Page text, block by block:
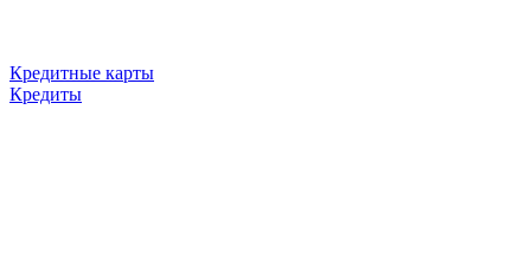
Кредитные карты
Кредиты